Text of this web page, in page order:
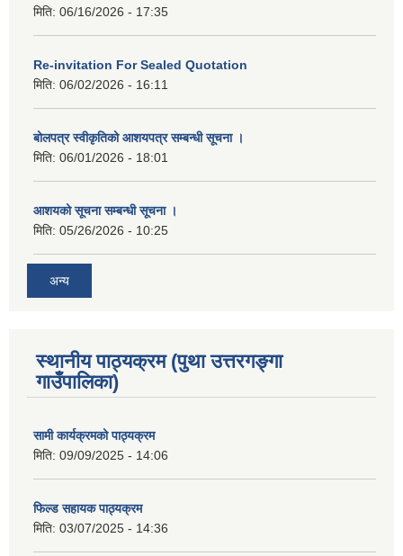
मिति: 06/16/2026 - 17:35
Re-invitation For Sealed Quotation
मिति: 06/02/2026 - 16:11
बोलपत्र स्वीकृतिको आशयपत्र सम्बन्धी सूचना ।
मिति: 06/01/2026 - 18:01
आशयको सूचना सम्बन्धी सूचना ।
मिति: 05/26/2026 - 10:25
अन्य
स्थानीय पाठ्यक्रम (पुथा उत्तरगङ्गा
गाउँपालिका)
सामी कार्यक्रमको पाठ्यक्रम
मिति: 09/09/2025 - 14:06
फिल्ड सहायक पाठ्यक्रम
मिति: 03/07/2025 - 14:36